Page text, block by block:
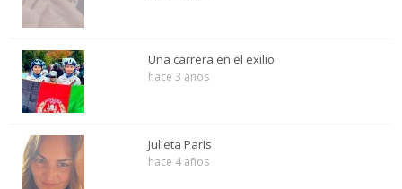
Una carrera en el exilio
hace 3 años
Julieta París
hace 4 años